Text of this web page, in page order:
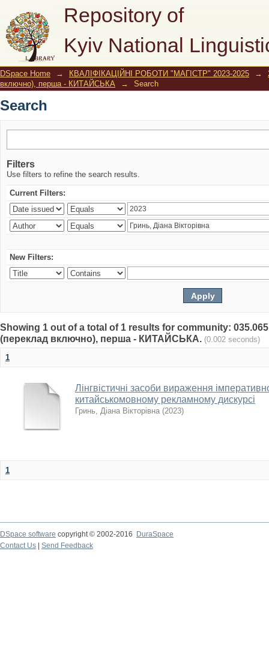
Repository of
Kyiv National
Search
DSpace Home → КВАЛІФІКАЦІЙНІ РОБОТИ "МАГІСТР" 2023-2025 →
включно), перша - КИТАЙСЬКА
→ Search
Search
Filters
Use filters to refine the search results.
Current Filters:
New Filters:
Showing 1 out of a total of 1 results for community: 035.065
(переклад включно), перша - КИТАЙСЬКА. (0.002 seconds)
1
Лінгвістичні засоби вираження
китайськомовному рекламному дискурсі
Гринь, Діана Вікторівна (2023)
1
DSpace software copyright © 2002-2016
DuraSpace
Contact Us
Send Feedback